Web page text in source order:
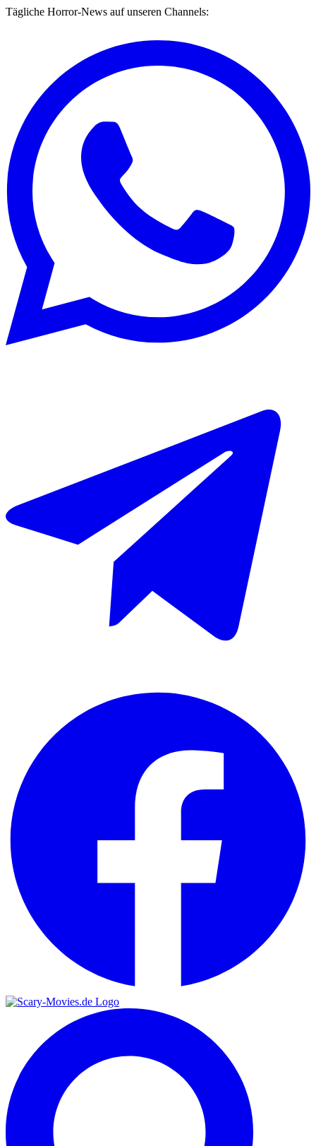
Tägliche Horror-News auf unseren Channels: